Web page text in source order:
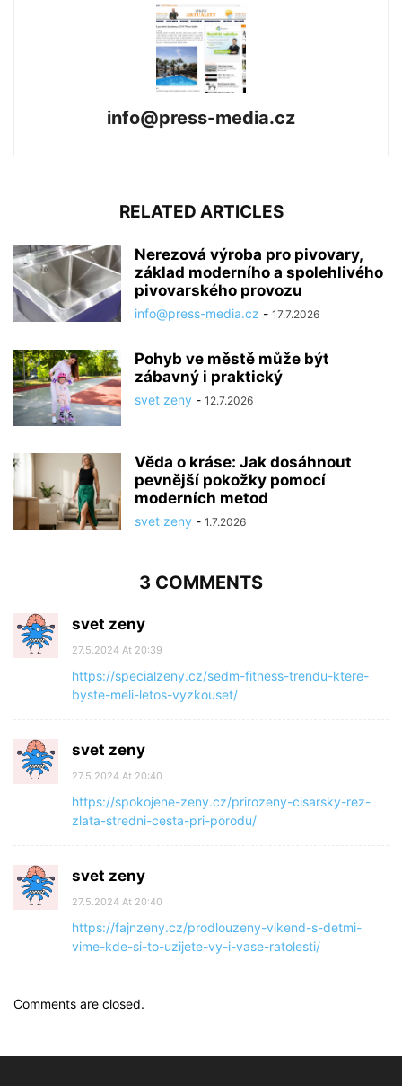
info@press-media.cz
RELATED ARTICLES
Nerezová výroba pro pivovary,
základ moderního a spolehlivého
pivovarského provozu
info@press-media.cz - 17.7.2026
Pohyb ve městě může být
zábavný i praktický
svet zeny - 12.7.2026
Věda o kráse: Jak dosáhnout
pevnější pokožky pomocí
moderních metod
svet zeny - 1.7.2026
3 COMMENTS
svet zeny
27.5.2024 At 20:39
https://specialzeny.cz/sedm-fitness-trendu-ktere-
byste-meli-letos-vyzkouset/
svet zeny
27.5.2024 At 20:40
https://spokojene-zeny.cz/prirozeny-cisarsky-rez-
zlata-stredni-cesta-pri-porodu/
svet zeny
27.5.2024 At 20:40
https://fajnzeny.cz/prodlouzeny-vikend-s-detmi-
vime-kde-si-to-uzijete-vy-i-vase-ratolesti/
Comments are closed.